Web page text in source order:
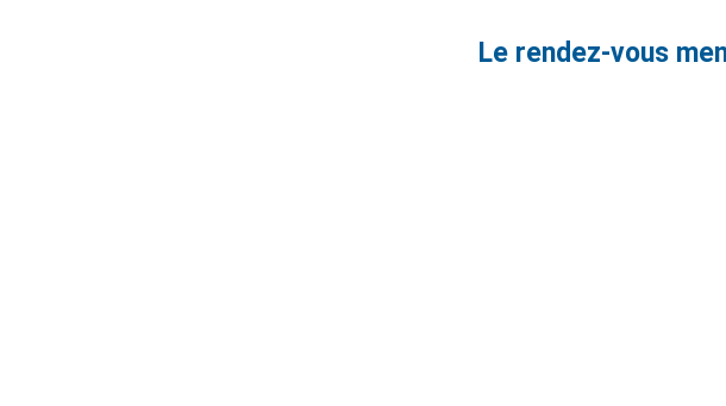
Le rendez-vous